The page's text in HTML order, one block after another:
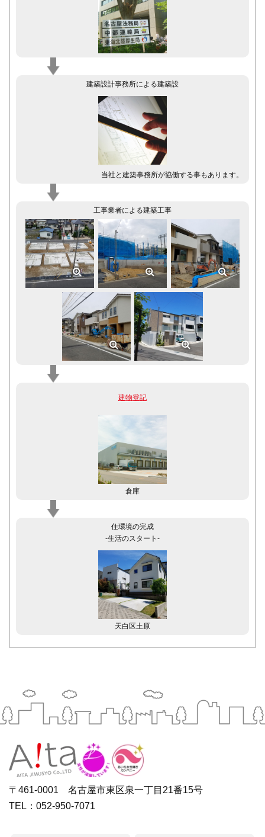
建築設計事務所による建築設
当社と建築事務所が協働する事もあります。
工事業者による建築工事
建物登記
倉庫
住環境の完成
-生活のスタート-
天白区土原
〒461-0001 名古屋市東区泉一丁目21番15号
TEL：052-950-7071